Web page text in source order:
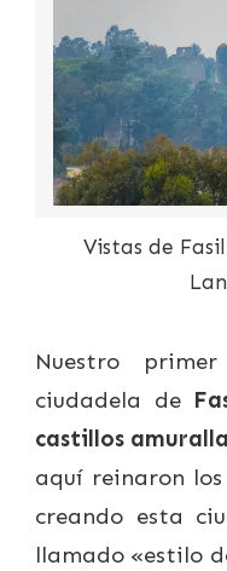
Vistas de
Nuestro
ciudadela de
castillos
aquí reinaron
creando esta
llamado «estilo